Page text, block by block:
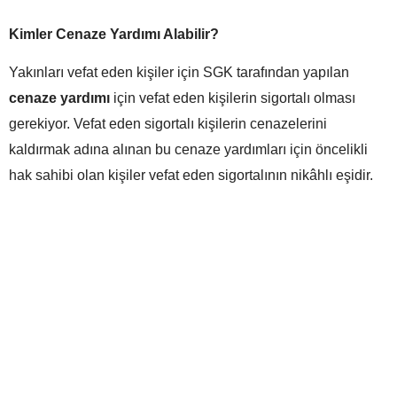
Kimler Cenaze Yardımı Alabilir?
Yakınları vefat eden kişiler için SGK tarafından yapılan
cenaze yardımı için vefat eden kişilerin sigortalı olması
gerekiyor. Vefat eden sigortalı kişilerin cenazelerini
kaldırmak adına alınan bu cenaze yardımları için öncelikli
hak sahibi olan kişiler vefat eden sigortalının nikâhlı eşidir.